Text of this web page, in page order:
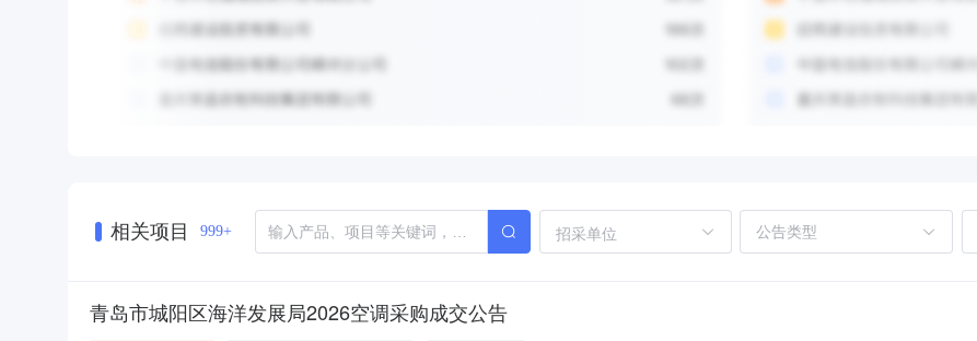
相关项目 999+ 招采单位
青岛市城阳区海洋发展局2026空调采购成交公告